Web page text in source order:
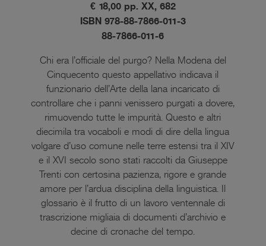
€ 18,00 pp. XX, 682
ISBN 978-88-7866-011-3
88-7866-011-6
Chi era l’officiale del purgo? Nella Modena del
Cinquecento questo appellativo indicava il
funzionario dell’Arte della lana incaricato di
controllare che i panni venissero purgati a dovere,
rimuovendo tutte le impurità. Questo e altri
diecimila tra vocaboli e modi di dire della lingua
volgare d’uso comune nelle terre estensi tra il XIV
e il XVI secolo sono stati raccolti da Giuseppe
Trenti con certosina pazienza, rigore e grande
amore per l’ardua disciplina della linguistica. Il
glossario è il frutto di un lavoro ventennale di
trascrizione migliaia di documenti d’archivio e
decine di cronache del tempo.